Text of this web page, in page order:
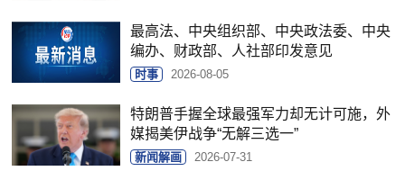
最高法、中央组织部、中央政法委、中央
编办、财政部、人社部印发意见
时事 2026-08-05
特朗普手握全球最强军力却无计可施，外
媒揭美伊战争“无解三选一”
新闻解画 2026-07-31